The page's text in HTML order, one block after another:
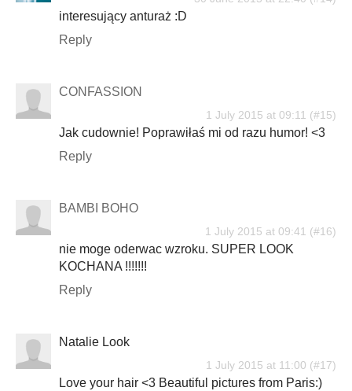
interesujący anturaż :D
Reply
CONFASSION
1 July 2015 at 09:11
Jak cudownie! Poprawiłaś mi od razu humor! <3
Reply
BAMBI BOHO
1 July 2015 at 09:41
nie moge oderwac wzroku. SUPER LOOK
KOCHANA !!!!!!!
Reply
Natalie Look
1 July 2015 at 11:00
Love your hair <3 Beautiful pictures from Paris:)